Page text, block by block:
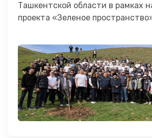
Ташкентской области в рамках
проекта «Зеленое
#uiauz
#yashilmakon